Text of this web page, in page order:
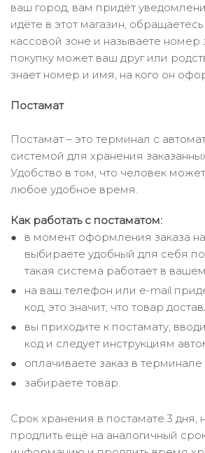
ваш город, вам придёт
идёте в этот магазин, обращаетесь
кассовой зоне и называете номер
покупку может ваш друг или
знает номер и имя, на кого он
Постамат
Постамат – это терминал с
системой для хранения
Удобство в том, что человек может
любое удобное время.
Как работать с постаматом:
в момент оформления заказа
выбираете удобный для себя
такая система работает в
на ваш телефон или e-mail
код, это значит, что товар
вы приходите к постамату,
код и следует инструкциям
оплачиваете заказ в терминале
забираете товар.
Срок хранения в постамате 3 дня,
продлить ещё на аналогичный